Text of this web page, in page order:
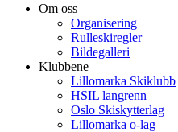
Om oss
Organisering
Rulleskiregler
Bildegalleri
Klubbene
Lillomarka Skiklubb
HSIL langrenn
Oslo Skiskytterlag
Lillomarka o-lag